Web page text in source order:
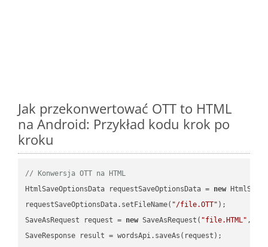
Jak przekonwertować OTT to HTML
na Android: Przykład kodu krok po
kroku
// Konwersja OTT na HTML
HtmlSaveOptionsData requestSaveOptionsData = new
requestSaveOptionsData.setFileName( "/file.OTT" );
SaveAsRequest request = new SaveAsRequest( "file.HTML"
SaveResponse result = wordsApi.saveAs(request);